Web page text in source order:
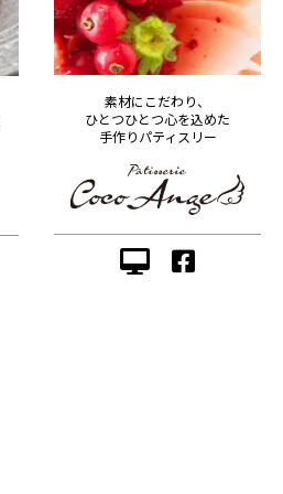
素材にこだわり、
ひとつひとつ心を込めた
手作りパティスリー